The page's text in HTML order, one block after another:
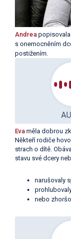
Andrea
s onemocněním
postižením.
Eva měla dobrou
Někteří rodiče
strach o dítě.
stavu své dcery
narušovaly
nebo